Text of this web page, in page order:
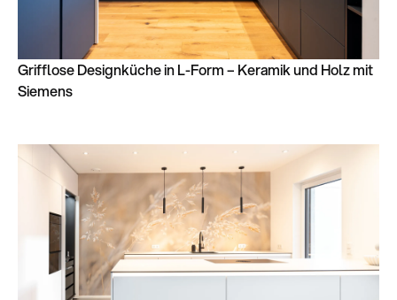
Grifflose Designküche in L-Form – Keramik und Holz mit
Siemens